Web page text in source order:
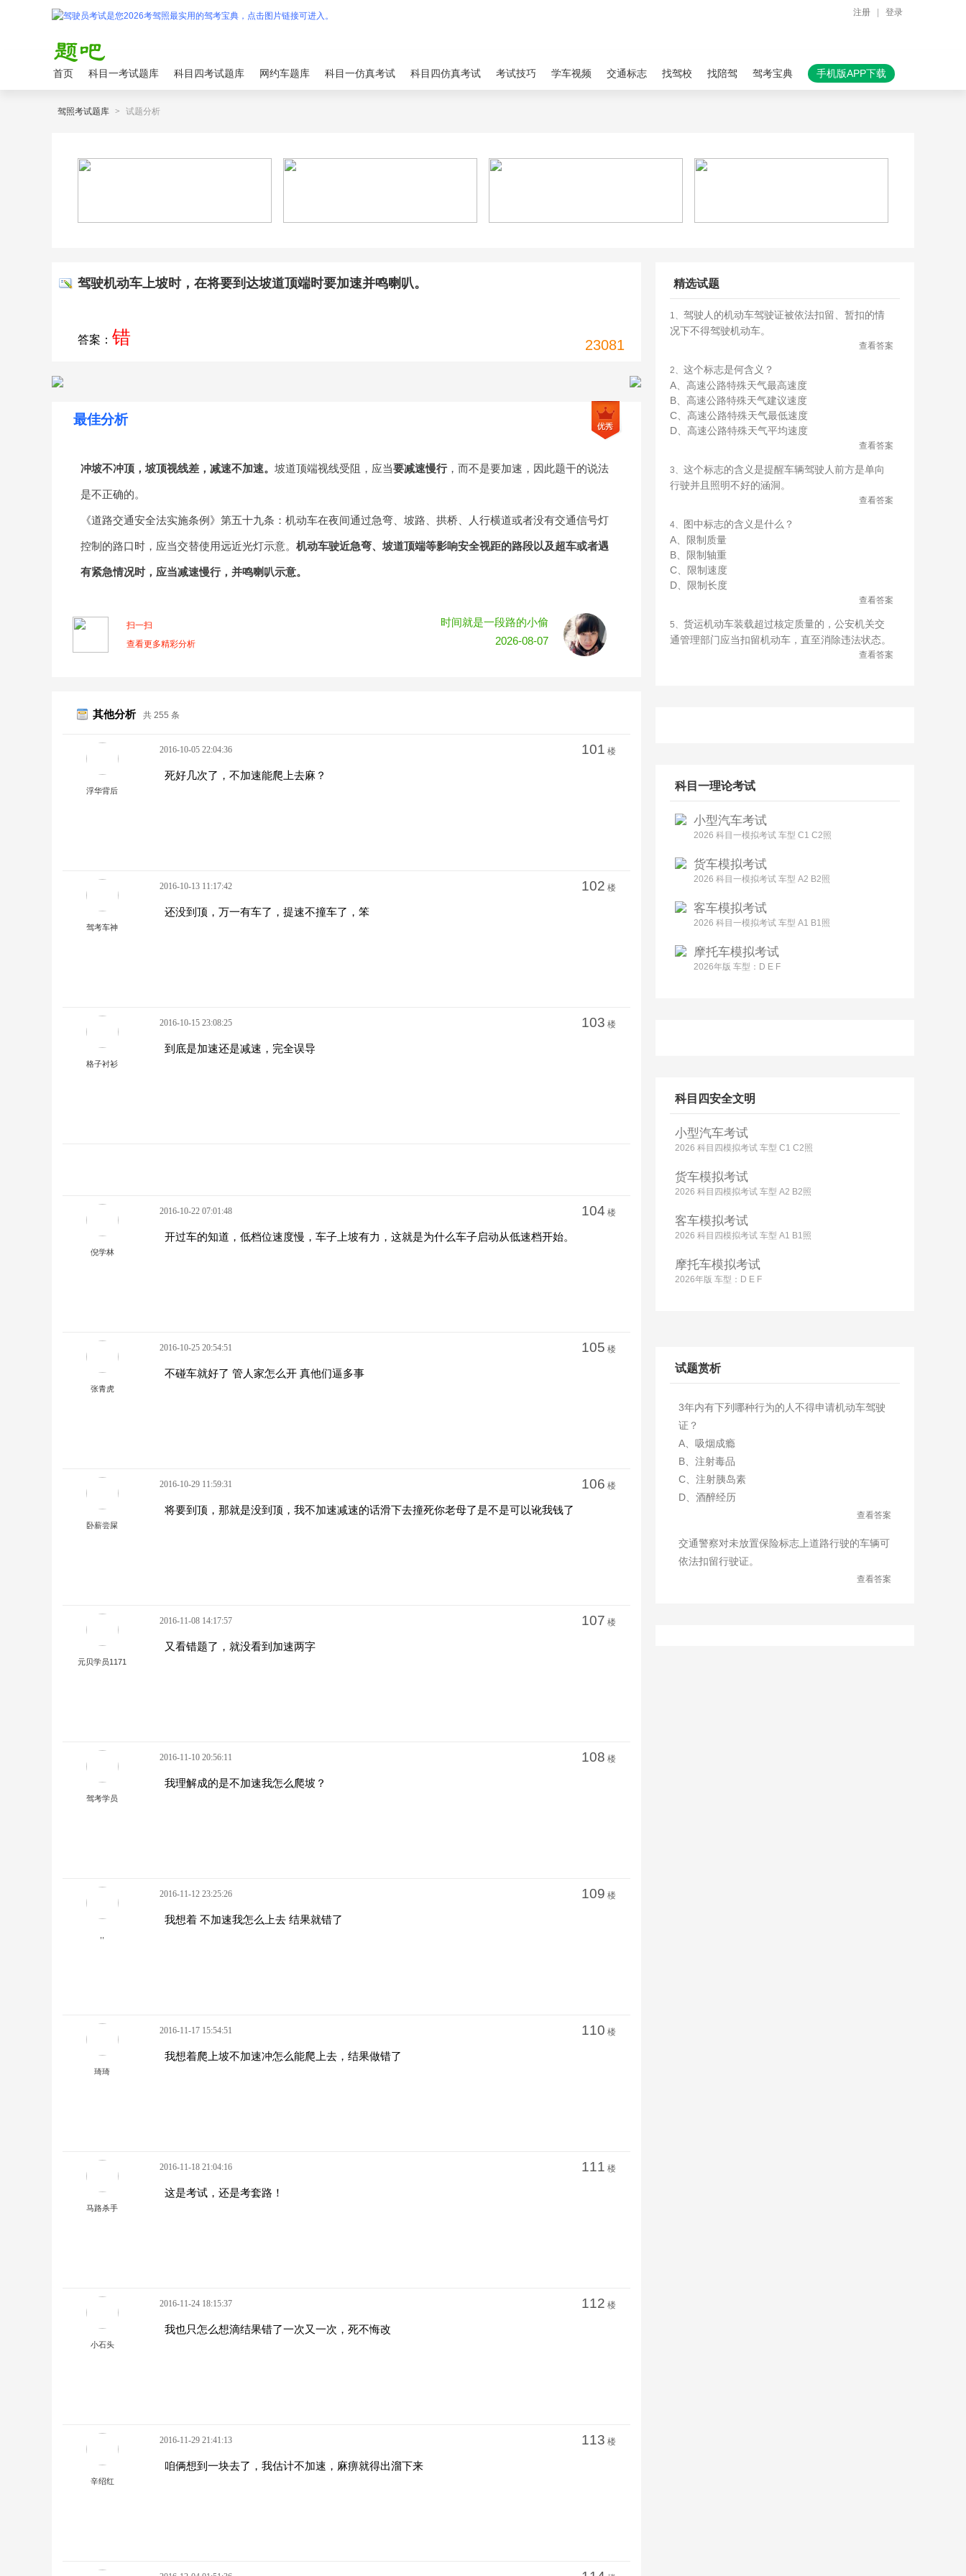
注册 登录
首页 科目一考试题库 科目四考试题库 网约车题库 科目一仿真考试 科目四仿真考试 考试技巧 学车视频 交通标志 找驾校 找陪驾 驾考宝典 手机版APP下载
驾照考试题库 > 试题分析
驾驶机动车上坡时，在将要到达坡道顶端时要加速并鸣喇叭。
答案： 错 23081
最佳分析
冲坡不冲顶，坡顶视线差，减速不加速。 坡道顶端视线受阻，应当要减速慢行，而不是要加速，因此题干的说法
是不正确的。
《道路交通安全法实施条例》第五十九条：机动车在夜间通过急弯、坡路、拱桥、人行横道或者没有交通信号灯
控制的路口时，应当交替使用远近光灯示意。 机动车驶近急弯、坡道顶端等影响安全视距的路段以及超车或者遇
有紧急情况时，应当减速慢行，并鸣喇叭示意。
扫一扫
查看更多精彩分析
时间就是一段路的小偷
2026-08-07
其他分析 共 255 条
浮华背后
2016-10-05 22:04:36 101 楼
死好几次了，不加速能爬上去麻？
驾考车神
2016-10-13 11:17:42 102 楼
还没到顶，万一有车了，提速不撞车了，笨
格子衬衫
2016-10-15 23:08:25 103 楼
到底是加速还是减速，完全误导
倪学林
2016-10-22 07:01:48 104 楼
开过车的知道，低档位速度慢，车子上坡有力，这就是为什么车子启动从低速档开始。
张青虎
2016-10-25 20:54:51 105 楼
不碰车就好了 管人家怎么开 真他们逼多事
卧薪尝屎
2016-10-29 11:59:31 106 楼
将要到顶，那就是没到顶，我不加速减速的话滑下去撞死你老母了是不是可以讹我钱了
元贝学员1171
2016-11-08 14:17:57 107 楼
又看错题了，就没看到加速两字
驾考学员
2016-11-10 20:56:11 108 楼
我理解成的是不加速我怎么爬坡？
2016-11-12 23:25:26 109 楼
我想着 不加速我怎么上去 结果就错了
琦琦
2016-11-17 15:54:51 110 楼
我想着爬上坡不加速冲怎么能爬上去，结果做错了
马路杀手
2016-11-18 21:04:16 111 楼
这是考试，还是考套路！
小石头
2016-11-24 18:15:37 112 楼
我也只怎么想滴结果错了一次又一次，死不悔改
辛绍红
2016-11-29 21:41:13 113 楼
咱俩想到一块去了，我估计不加速，麻痹就得出溜下来
精选试题
1、 驾驶人的机动车驾驶证被依法扣留、暂扣的情
况下不得驾驶机动车。
查看答案
2、 这个标志是何含义？
A、高速公路特殊天气最高速度
B、高速公路特殊天气建议速度
C、高速公路特殊天气最低速度
D、高速公路特殊天气平均速度
查看答案
3、 这个标志的含义是提醒车辆驾驶人前方是单向
行驶并且照明不好的涵洞。
查看答案
4、
图中标志的含义是什么？
A、限制质量
B、限制轴重
C、限制速度
D、限制长度
查看答案
5、 货运机动车装载超过核定质量的，公安机关交
通管理部门应当扣留机动车，直至消除违法状态。
查看答案
科目一理论考试
小型汽车考试
2026 科目一模拟考试 车型 C1 C2照
货车模拟考试
2026 科目一模拟考试 车型 A2 B2照
客车模拟考试
2026 科目一模拟考试 车型 A1 B1照
摩托车模拟考试
2026年版 车型：D E F
科目四安全文明
小型汽车考试
2026 科目四模拟考试 车型 C1 C2照
货车模拟考试
2026 科目四模拟考试 车型 A2 B2照
客车模拟考试
2026 科目四模拟考试 车型 A1 B1照
摩托车模拟考试
2026年版 车型：D E F
试题赏析
3年内有下列哪种行为的人不得申请机动车驾驶
证？
A、吸烟成瘾
B、注射毒品
C、注射胰岛素
D、酒醉经历
查看答案
交通警察对未放置保险标志上道路行驶的车辆可
依法扣留行驶证。
查看答案